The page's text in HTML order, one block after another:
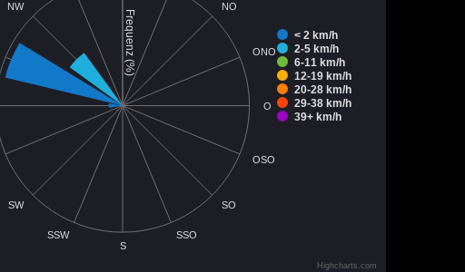
< 2 km/h
2-5 km/h
6-11 km/h
12-19 km/h
20-28 km/h
29-38 km/h
39+ km/h
Highcharts.com
Frequenz (%)
NO
ONO
O
OSO
SO
SSO
S
SSW
SW
NW